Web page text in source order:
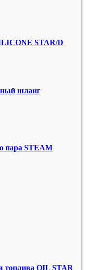
STAR/D
шланг
пара STEAM
OIL STAR